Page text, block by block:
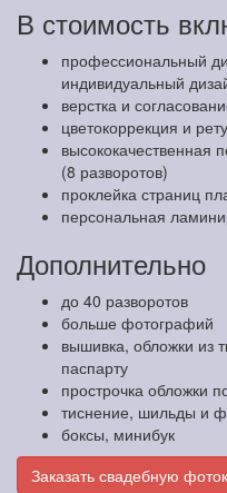
В стоимость
профессиональный
индивидуальный
верстка и
цветокоррекция и
высококачественная
(8 разворотов)
проклейка страниц
персональная
Дополнительно
до 40 разворотов
больше фотографий
вышивка, обложки из
паспарту
прострочка обложки
тиснение, шильды и
боксы, минибук
Заказать свадебную